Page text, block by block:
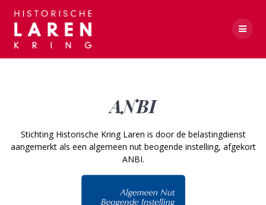
ANBI
Stichting Historische Kring Laren is door de belastingdienst
aangemerkt als een algemeen nut beogende instelling, afgekort
ANBI.